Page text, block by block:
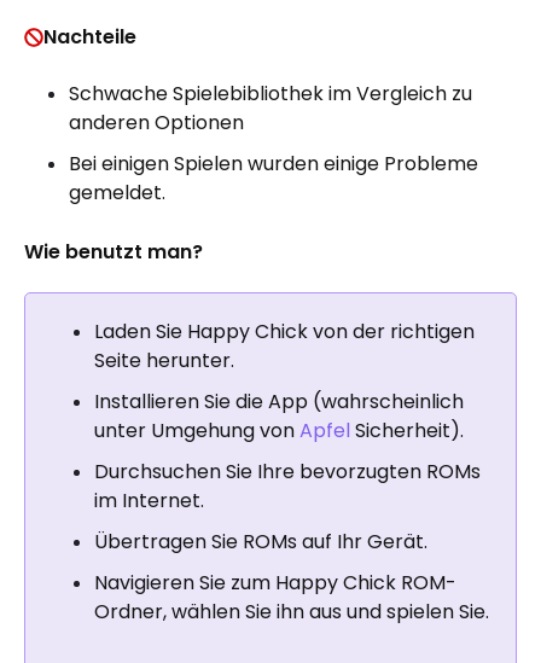
Nachteile
Schwache Spielebibliothek im Vergleich zu
anderen Optionen
Bei einigen Spielen wurden einige Probleme
gemeldet.
Wie benutzt man?
Laden Sie Happy Chick von der richtigen
Seite herunter.
Installieren Sie die App (wahrscheinlich
unter Umgehung vonApfel Sicherheit).
Durchsuchen Sie Ihre bevorzugten ROMs
im Internet.
Übertragen Sie ROMs auf Ihr Gerät.
Navigieren Sie zum Happy Chick ROM-
Ordner, wählen Sie ihn aus und spielen Sie.